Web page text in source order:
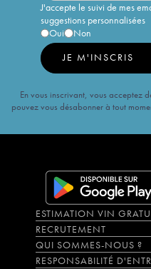
J'accepte le suivi de mes
suggestions personnalisées
Oui
Non
JE M'INSCRIS
En vous inscrivant, vous acceptez
pouvez vous désabonner à tout
ESTIMATION VIN
RECRUTEMENT
QUI SOMMES-NOUS ?
RESPONSABILITÉ